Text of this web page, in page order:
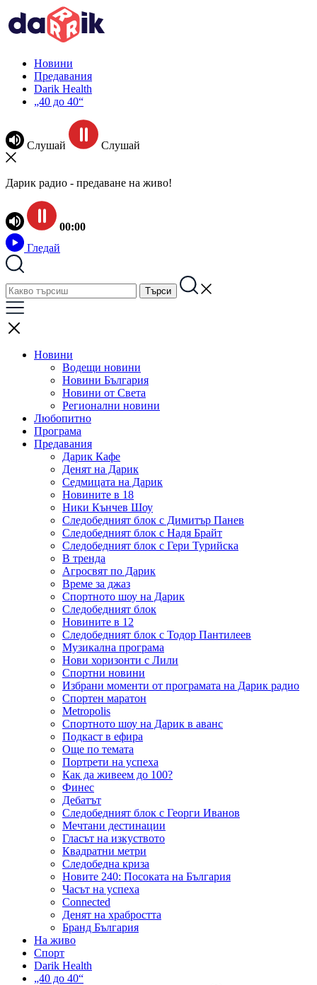
Новини
Предавания
Darik Health
„40 до 40“
Слушай Слушай
Дарик радио - предаване на живо!
00:00
Гледай
Новини
Водещи новини
Новини България
Новини от Света
Регионални новини
Любопитно
Програма
Предавания
Дарик Кафе
Денят на Дарик
Седмицата на Дарик
Новините в 18
Ники Кънчев Шоу
Следобедният блок с Димитър Панев
Следобедният блок с Надя Брайт
Следобедният блок с Гери Турийска
В тренда
Агросвят по Дарик
Време за джаз
Спортното шоу на Дарик
Следобедният блок
Новините в 12
Следобедният блок с Тодор Пантилеев
Музикална програма
Нови хоризонти с Лили
Спортни новини
Избрани моменти от програмата на Дарик радио
Спортен маратон
Metropolis
Спортното шоу на Дарик в аванс
Подкаст в ефира
Още по темата
Портрети на успеха
Как да живеем до 100?
Финес
Дебатът
Следобедният блок с Георги Иванов
Мечтани дестинации
Гласът на изкуството
Квадратни метри
Следобедна криза
Новите 240: Посоката на България
Часът на успеха
Connected
Денят на храбростта
Бранд България
На живо
Спорт
Darik Health
„40 до 40“